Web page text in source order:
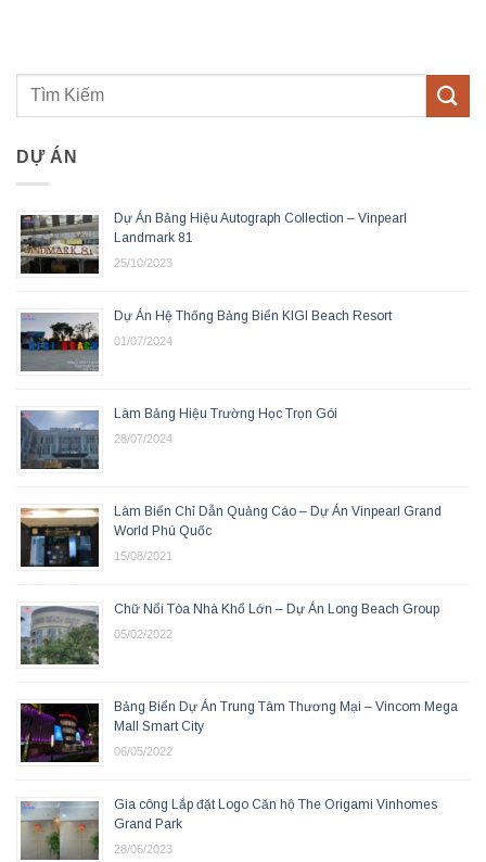
DỰ ÁN
Dự Án Bảng Hiệu Autograph Collection – Vinpearl
Landmark 81
25/10/2023
Dự Án Hệ Thống Bảng Biển KIGI Beach Resort
01/07/2024
Làm Bảng Hiệu Trường Học Trọn Gói
28/07/2024
Làm Biển Chỉ Dẫn Quảng Cáo – Dự Án Vinpearl Grand
World Phú Quốc
15/08/2021
Chữ Nổi Tòa Nhà Khổ Lớn – Dự Án Long Beach Group
05/02/2022
Bảng Biển Dự Án Trung Tâm Thương Mại – Vincom Mega
Mall Smart City
06/05/2022
Gia công Lắp đặt Logo Căn hộ The Origami Vinhomes
Grand Park
28/06/2023